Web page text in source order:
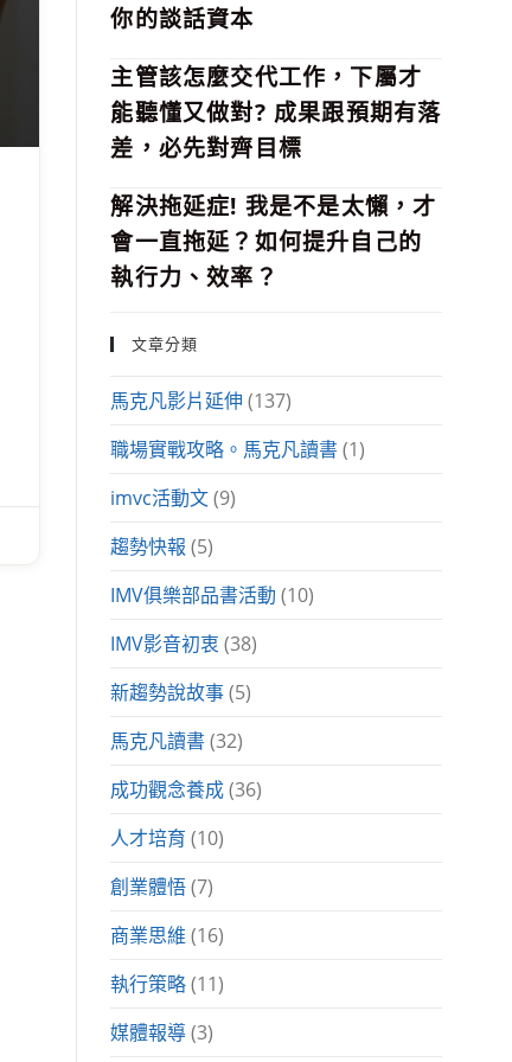
你的談話資本
主管該怎麼交代工作，下屬才
能聽懂又做對? 成果跟預期有落
差，必先對齊目標
解決拖延症! 我是不是太懶，才
會一直拖延？如何提升自己的
執行力、效率？
文章分類
馬克凡影片延伸 (137)
職場實戰攻略。馬克凡讀書 (1)
imvc活動文 (9)
趨勢快報 (5)
IMV俱樂部品書活動 (10)
IMV影音初衷 (38)
新趨勢說故事 (5)
馬克凡讀書 (32)
成功觀念養成 (36)
人才培育 (10)
創業體悟 (7)
商業思維 (16)
執行策略 (11)
媒體報導 (3)